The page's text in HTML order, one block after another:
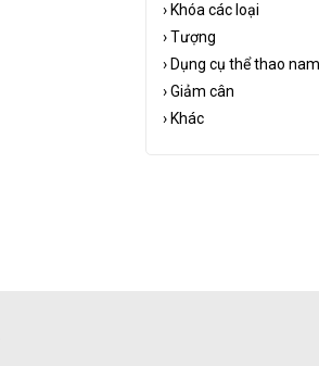
› Khóa các loại
›Tượng
› Dụng cụ thể thao nam
›Giảm cân
› Khác